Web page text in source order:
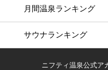
月間温泉ランキング
サウナランキング
ニフティ温泉公式ア